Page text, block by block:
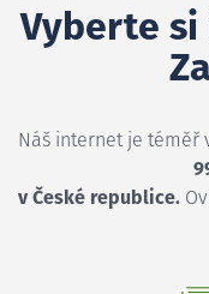
Vyberte
Náš internet je téměř
v České republice.